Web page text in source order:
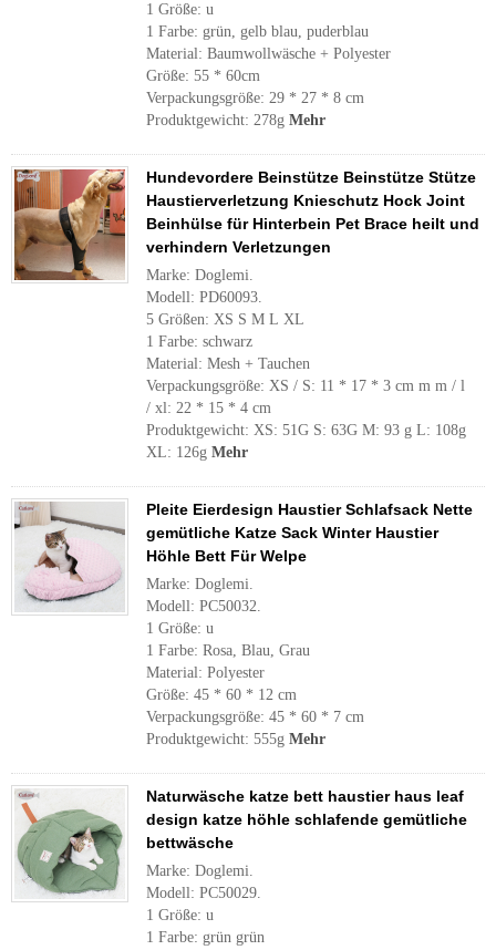
1 Größe: u
1 Farbe: grün, gelb blau, puderblau
Material: Baumwollwäsche + Polyester
Größe: 55 * 60cm
Verpackungsgröße: 29 * 27 * 8 cm
Produktgewicht: 278g Mehr
Hundevordere Beinstütze Beinstütze Stütze
Haustierverletzung Knieschutz Hock Joint
Beinhülse für Hinterbein Pet Brace heilt und
verhindern Verletzungen
Marke: Doglemi.
Modell: PD60093.
5 Größen: XS S M L XL
1 Farbe: schwarz
Material: Mesh + Tauchen
Verpackungsgröße: XS / S: 11 * 17 * 3 cm m m / l
/ xl: 22 * ​​15 * 4 cm
Produktgewicht: XS: 51G S: 63G M: 93 g L: 108g
XL: 126g Mehr
Pleite Eierdesign Haustier Schlafsack Nette
gemütliche Katze Sack Winter Haustier
Höhle Bett Für Welpe
Marke: Doglemi.
Modell: PC50032.
1 Größe: u
1 Farbe: Rosa, Blau, Grau
Material: Polyester
Größe: 45 * 60 * 12 cm
Verpackungsgröße: 45 * 60 * 7 cm
Produktgewicht: 555g Mehr
Naturwäsche katze bett haustier haus leaf
design katze höhle schlafende gemütliche
bettwäsche
Marke: Doglemi.
Modell: PC50029.
1 Größe: u
1 Farbe: grün grün